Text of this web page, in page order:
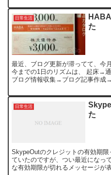
日常生活
た
最近、ブログ更新が滞ってて、今
今までの1日のリズムは、 起床
ブログ情報収集→ブログ記事作
日常生活
た
SkypeOutのクレジットの有効期
ていたのですが、つい最近になっ
な有効期限が切れるメッセージが